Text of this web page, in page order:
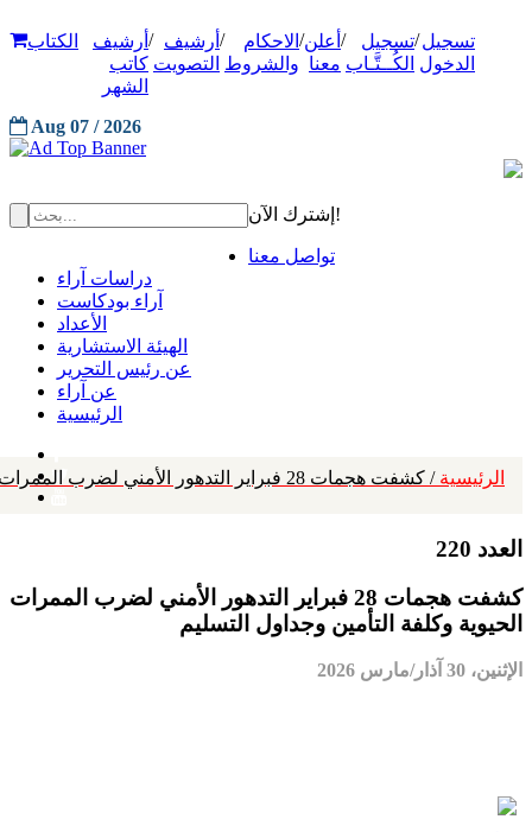
تسجيل
الدخول
/تسجيل
الكُــتَّـاب
/ أعلن
معنا
/ الاحكام
والشروط
/ أرشيف
التصويت
/ أرشيف
كاتب
الشهر
الكتاب
Aug 07 / 2026
إشترك الآن!
تواصل معنا
دراسات آراء
آراء بودكاست
الأعداد
الهيئة الاستشارية
عن رئيس التحرير
عن آراء
الرئيسية
الرئيسية / كشفت هجمات 28 فبراير التدهور الأمني لضرب الممرات الحيوية وكلفة التأمين وجداول التسليم
العدد 220
كشفت هجمات 28 فبراير التدهور الأمني لضرب الممرات
الحيوية وكلفة التأمين وجداول التسليم
الإثنين، 30 آذار/مارس 2026